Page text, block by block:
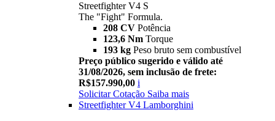
Streetfighter V4 S
The "Fight" Formula.
208 CV Potência
123,6 Nm Torque
193 kg Peso bruto sem combustível
Preço público sugerido e válido até
31/08/2026, sem inclusão de frete:
R$157.990,00 i
Solicitar Cotação Saiba mais
Streetfighter V4 Lamborghini